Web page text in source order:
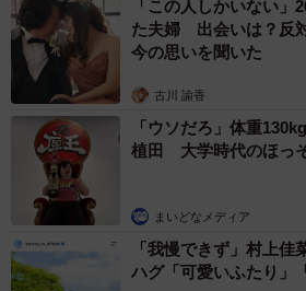
「この人しかいない」
た夫婦 出会いは？反
今の思いを聞いた
古川 諭香
「ウソだろ」体重
植田 大学時代のほっ
まいどなメディア
「我慢できず」村上
ハグ「可愛いふたり」